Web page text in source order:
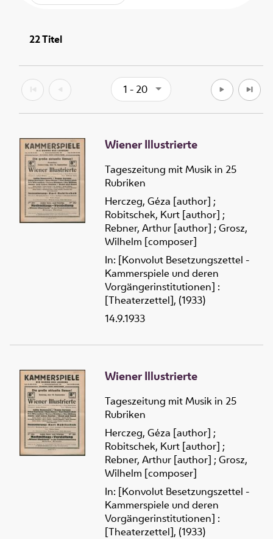
22Titel
1 - 20
Wiener Illustrierte
Tageszeitung mit Musik in 25
Rubriken
Herczeg, Géza [author] ;
Robitschek, Kurt [author] ;
Rebner, Arthur [author] ; Grosz,
Wilhelm [composer]
In: [Konvolut Besetzungszettel -
Kammerspiele und deren
Vorgängerinstitutionen] :
[Theaterzettel], (1933)
14.9.1933
Wiener Illustrierte
Tageszeitung mit Musik in 25
Rubriken
Herczeg, Géza [author] ;
Robitschek, Kurt [author] ;
Rebner, Arthur [author] ; Grosz,
Wilhelm [composer]
In: [Konvolut Besetzungszettel -
Kammerspiele und deren
Vorgängerinstitutionen] :
[Theaterzettel], (1933)